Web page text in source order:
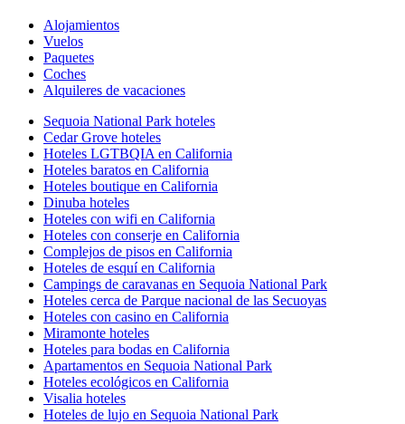
Alojamientos
Vuelos
Paquetes
Coches
Alquileres de vacaciones
Sequoia National Park hoteles
Cedar Grove hoteles
Hoteles LGTBQIA en California
Hoteles baratos en California
Hoteles boutique en California
Dinuba hoteles
Hoteles con wifi en California
Hoteles con conserje en California
Complejos de pisos en California
Hoteles de esquí en California
Campings de caravanas en Sequoia National Park
Hoteles cerca de Parque nacional de las Secuoyas
Hoteles con casino en California
Miramonte hoteles
Hoteles para bodas en California
Apartamentos en Sequoia National Park
Hoteles ecológicos en California
Visalia hoteles
Hoteles de lujo en Sequoia National Park